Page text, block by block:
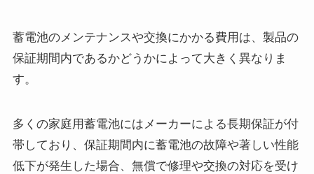
蓄電池のメンテナンスや交換にかかる費用は、製品の
保証期間内であるかどうかによって大きく異なりま
す。
多くの家庭用蓄電池にはメーカーによる長期保証が付
帯しており、保証期間内に蓄電池の故障や著しい性能
低下が発生した場合、無償で修理や交換の対応を受け